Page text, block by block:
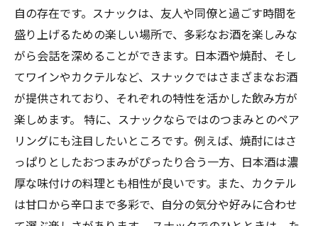
スナックを彩るお酒の数々：忘れられない思い
出を作る
スナックでの特別な時間：心躍るお酒の魅力の
まとめ
自の存在です。スナックは、友人や同僚と過ごす時間を
盛り上げるための楽しい場所で、多彩なお酒を楽しみな
がら会話を深めることができます。日本酒や焼酎、そし
てワインやカクテルなど、スナックではさまざまなお酒
が提供されており、それぞれの特性を活かした飲み方が
楽しめます。 特に、スナックならではのつまみとのペア
リングにも注目したいところです。例えば、焼酎にはさ
っぱりとしたおつまみがぴったり合う一方、日本酒は濃
厚な味付けの料理とも相性が良いです。また、カクテル
は甘口から辛口まで多彩で、自分の気分や好みに合わせ